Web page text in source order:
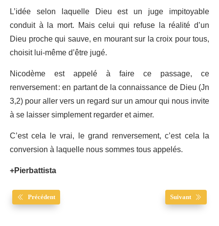
L’idée selon laquelle Dieu est un juge impitoyable
conduit à la mort. Mais celui qui refuse la réalité d’un
Dieu proche qui sauve, en mourant sur la croix pour tous,
choisit lui-même d’être jugé.
Nicodème est appelé à faire ce passage, ce
renversement : en partant de la connaissance de Dieu (Jn
3,2) pour aller vers un regard sur un amour qui nous invite
à se laisser simplement regarder et aimer.
C’est cela le vrai, le grand renversement, c’est cela la
conversion à laquelle nous sommes tous appelés.
+Pierbattista
Précédent Suivant